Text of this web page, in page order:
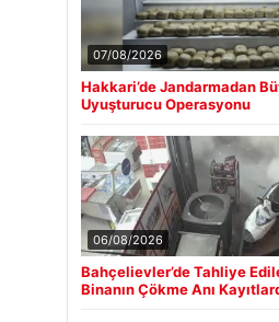
07/08/2026
Hakkari’de Jandarmadan
Uyuşturucu Operasyonu
06/08/2026
Bahçelievler’de Tahliye
Binanın Çökme Anı